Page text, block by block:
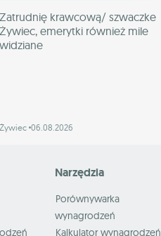
Zatrudnię krawcową/ szwaczke
Żywiec, emerytki również mile
widziane
Żywiec 06.08.2026
Narzędzia
Porównywarka
wynagrodzeń
Kalkulator wynagrodzeń